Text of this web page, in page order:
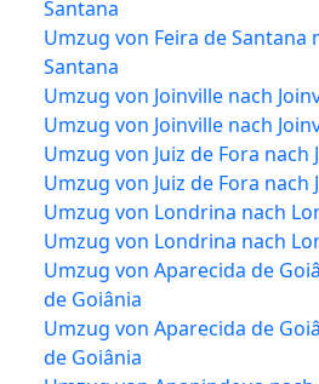
Santana
Umzug von Feira de Santana
Santana
Umzug von Joinville nach
Umzug von Joinville nach
Umzug von Juiz de Fora nach
Umzug von Juiz de Fora nach
Umzug von Londrina nach
Umzug von Londrina nach
Umzug von Aparecida de
de Goiânia
Umzug von Aparecida de
de Goiânia